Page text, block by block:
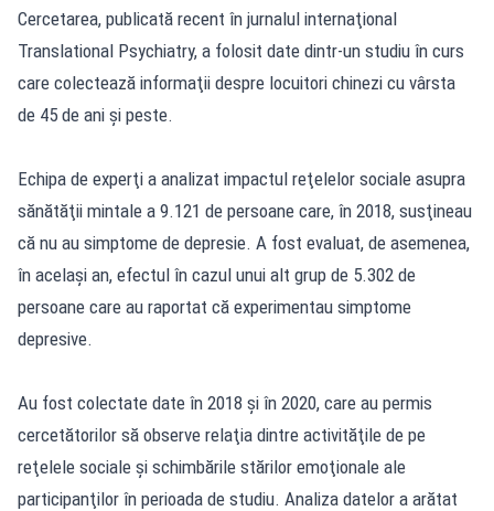
Cercetarea, publicată recent în jurnalul internaţional
Translational Psychiatry, a folosit date dintr-un studiu în curs
care colectează informaţii despre locuitori chinezi cu vârsta
de 45 de ani şi peste.
Echipa de experţi a analizat impactul reţelelor sociale asupra
sănătăţii mintale a 9.121 de persoane care, în 2018, susţineau
că nu au simptome de depresie. A fost evaluat, de asemenea,
în acelaşi an, efectul în cazul unui alt grup de 5.302 de
persoane care au raportat că experimentau simptome
depresive.
Au fost colectate date în 2018 şi în 2020, care au permis
cercetătorilor să observe relaţia dintre activităţile de pe
reţelele sociale şi schimbările stărilor emoţionale ale
participanţilor în perioada de studiu. Analiza datelor a arătat